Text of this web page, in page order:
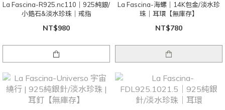
La Fascina-R925.nc110｜925純銀/
小鋯石&淡水珍珠｜戒指
NT$980
La Fascina-海螺｜14K包金/淡水珍
珠｜耳環【無庫存】
NT$780